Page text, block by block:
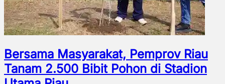
Bersama Masyarakat, Pemprov Riau
Tanam 2.500 Bibit Pohon di Stadion